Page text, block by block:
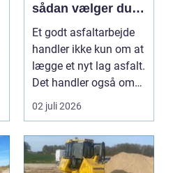
sådan vælger du
den rette
samarbejdspartner
Et godt asfaltarbejde
handler ikke kun om at
lægge et nyt lag asfalt.
Det handler også om
planlægnin...
02 juli 2026